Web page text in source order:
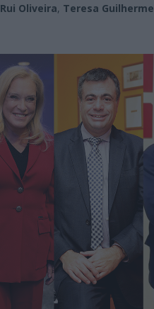
Rui Oliveira, Teresa Guilherme